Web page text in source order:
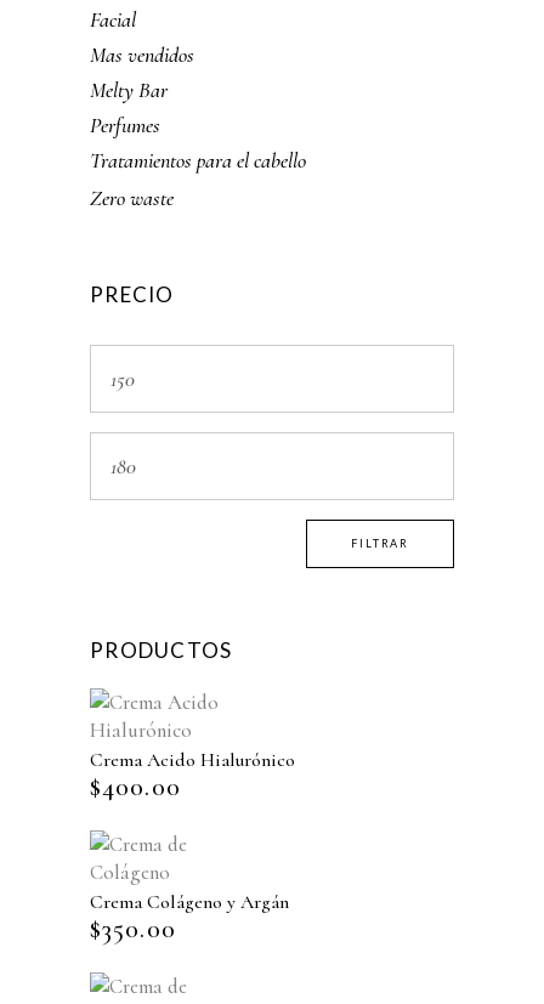
Facial
Mas vendidos
Melty Bar
Perfumes
Tratamientos para el cabello
Zero waste
PRECIO
FILTRAR
PRODUCTOS
Crema Acido Hialurónico
$400.00
Crema Colágeno y Argán
$350.00